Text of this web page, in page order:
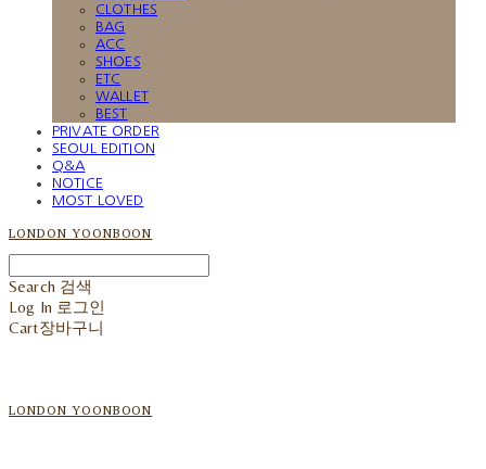
CLOTHES
BAG
ACC
SHOES
ETC
WALLET
BEST
PRIVATE ORDER
SEOUL EDITION
Q&A
NOTICE
MOST LOVED
LONDON YOONBOON
Search 검색
Log In 로그인
Cart장바구니
LONDON YOONBOON